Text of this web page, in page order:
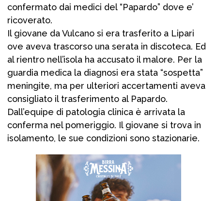
confermato dai medici del “Papardo” dove e’
ricoverato.
Il giovane da Vulcano si era trasferito a Lipari
ove aveva trascorso una serata in discoteca. Ed
al rientro nell’isola ha accusato il malore. Per la
guardia medica la diagnosi era stata “sospetta”
meningite, ma per ulteriori accertamenti aveva
consigliato il trasferimento al Papardo.
Dall’equipe di patologia clinica è arrivata la
conferma nel pomeriggio. Il giovane si trova in
isolamento, le sue condizioni sono stazionarie.